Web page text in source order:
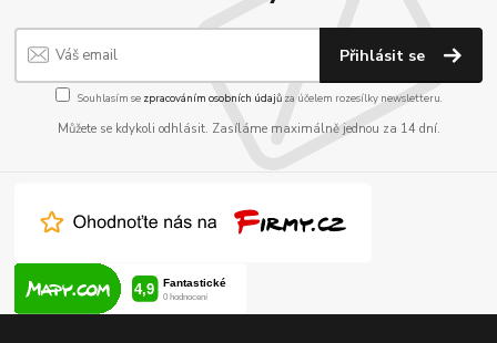
Přihlásit se
Souhlasím se zpracováním osobních údajůza účelem rozesílky newsletteru.
Můžete se kdykoli odhlásit. Zasíláme maximálně jednou za 14 dní.